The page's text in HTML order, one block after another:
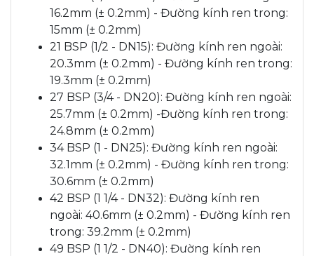
16.2mm (± 0.2mm) - Đường kính ren trong:
15mm (± 0.2mm)
21 BSP (1/2 - DN15): Đường kính ren ngoài:
20.3mm (± 0.2mm) - Đường kính ren trong:
19.3mm (± 0.2mm)
27 BSP (3/4 - DN20): Đường kính ren ngoài:
25.7mm (± 0.2mm) -Đường kính ren trong:
24.8mm (± 0.2mm)
34 BSP (1 - DN25): Đường kính ren ngoài:
32.1mm (± 0.2mm) - Đường kính ren trong:
30.6mm (± 0.2mm)
42 BSP (1 1/4 - DN32): Đường kính ren
ngoài: 40.6mm (± 0.2mm) - Đường kính ren
trong: 39.2mm (± 0.2mm)
49 BSP (1 1/2 - DN40): Đường kính ren